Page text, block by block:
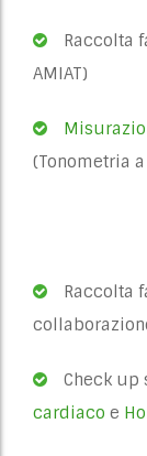
Raccolta
AMIAT)
(Tonometria
Raccolta
Check
cardiaco e